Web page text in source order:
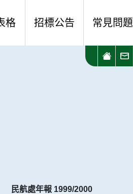
格 招標公告 常見問題
查詢及意見
民航處年報 1999/2000